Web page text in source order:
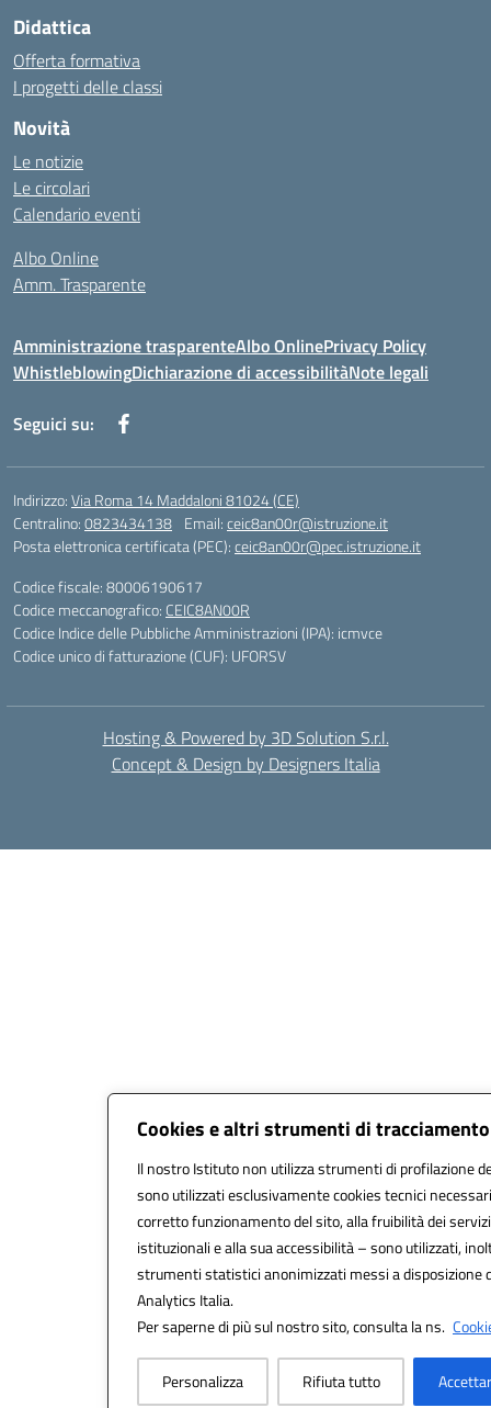
Cookies e altri strumenti di tracciamento
Il nostro Istituto non utilizza strumenti di profilazione
sono utilizzati esclusivamente cookies tecnici
corretto funzionamento del sito, alla fruibilità dei servizi
istituzionali e alla sua accessibilità – sono utilizzati,
strumenti statistici anonimizzati messi a disposizione
Analytics Italia.
Per saperne di più sul nostro sito, consulta la ns.
Personalizza Rifiuta tutto
Didattica
Offerta formativa
I progetti delle classi
Novità
Le notizie
Le circolari
Calendario eventi
Albo Online
Amm. Trasparente
Amministrazione trasparenteAlbo OnlinePrivacy Policy
WhistleblowingDichiarazione di accessibilitàNote legali
Seguici su:
Indirizzo:Via Roma 14 Maddaloni 81024 (CE)
Centralino:0823434138 Email:ceic8an00r@istruzione.it
Posta elettronica certificata (PEC):ceic8an00r@pec.istruzione.it
Codice fiscale: 80006190617
Codice meccanografico: CEIC8AN00R
Codice Indice delle Pubbliche Amministrazioni (IPA): icmvce
Codice unico di fatturazione (CUF): UFORSV
Hosting & Powered by 3D Solution S.r.l.
Concept & Design by Designers Italia